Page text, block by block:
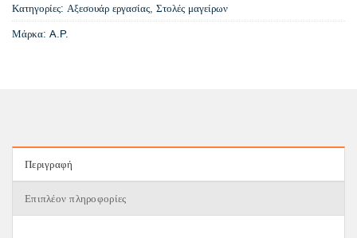
Κατηγορίες: Αξεσουάρ εργασίας, Στολές μαγείρων
Μάρκα: A.P.
Περιγραφή
Επιπλέον πληροφορίες